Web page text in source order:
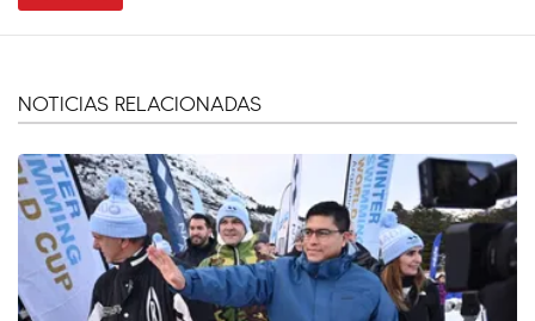
NOTICIAS RELACIONADAS